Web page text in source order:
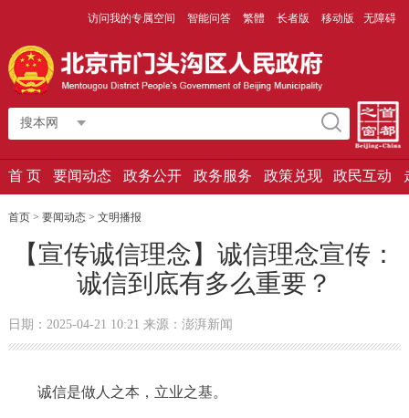
访问我的专属空间 智能问答 繁體 长者版 移动版 无障碍
搜本网
首 页 要闻动态 政务公开 政务服务 政策兑现 政民互动
首页 > 要闻动态 > 文明播报
【宣传诚信理念】诚信理念宣传：
诚信到底有多么重要？
日期：2025-04-21 10:21 来源：澎湃新闻
诚信是做人之本，立业之基。